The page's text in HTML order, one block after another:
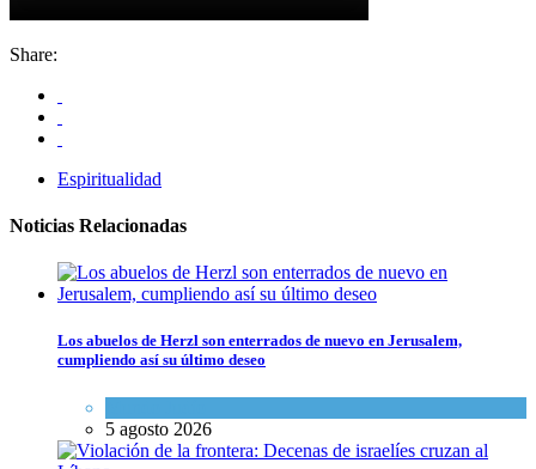
Share:
Espiritualidad
Noticias Relacionadas
Los abuelos de Herzl son enterrados de nuevo en Jerusalem,
cumpliendo así su último deseo
5 agosto 2026